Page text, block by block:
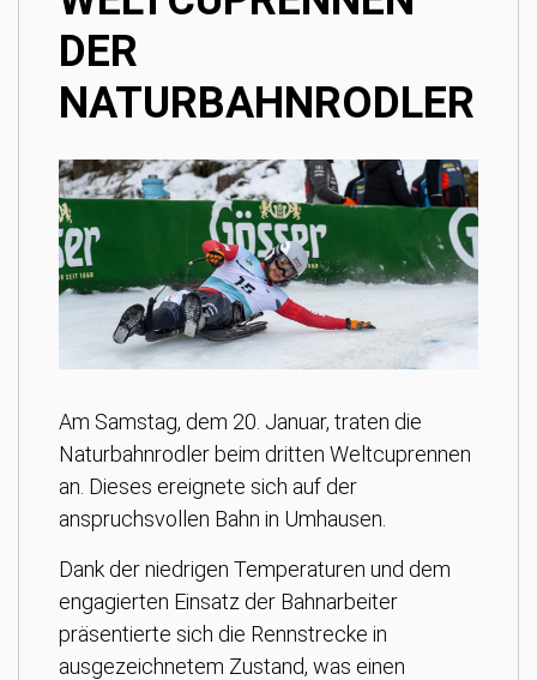
DER
NATURBAHNRODLER
Am Samstag, dem 20. Januar, traten die
Naturbahnrodler beim dritten Weltcuprennen
an. Dieses ereignete sich auf der
anspruchsvollen Bahn in Umhausen.
Dank der niedrigen Temperaturen und dem
engagierten Einsatz der Bahnarbeiter
präsentierte sich die Rennstrecke in
ausgezeichnetem Zustand, was einen